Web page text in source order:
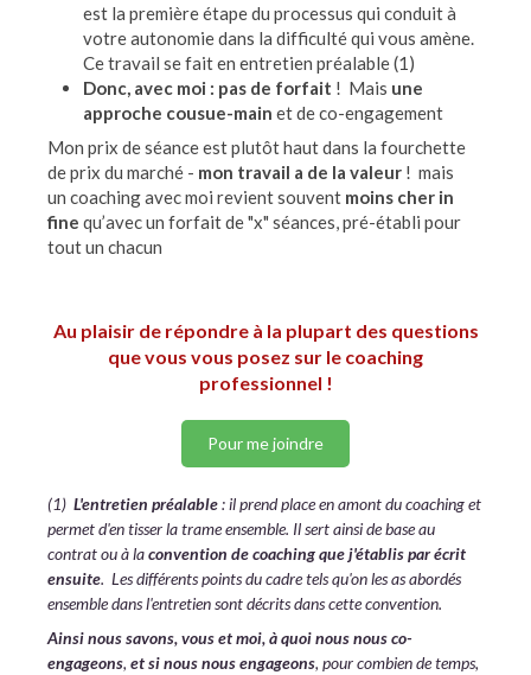
est la première étape du processus qui conduit à
votre autonomie dans la difficulté qui vous amène.
Ce travail se fait en entretien préalable (1)
Donc, avec moi : pas de forfait ! Mais une
approche cousue-main et de co-engagement
Mon prix de séance est plutôt haut dans la fourchette
de prix du marché - mon travail a de la valeur ! mais
un coaching avec moi revient souvent moins cher in
fine qu’avec un forfait de "x" séances, pré-établi pour
tout un chacun
Au plaisir de répondre à la plupart des questions
que vous vous posez sur le coaching
professionnel !
Pour me joindre
(1) L'entretien préalable: il prend place en amont du coaching et
permet d'en tisser la trame ensemble. Il sert ainsi de base au
contrat ou à laconvention de coaching que j'établis par écrit
ensuite. Les différents points du cadre tels qu'on les as abordés
ensemble dans l'entretien sont décrits dans cette convention.
Ainsi nous savons, vous et moi, à quoi nous nous co-
engageons, et si nous nous engageons, pour combien de temps,